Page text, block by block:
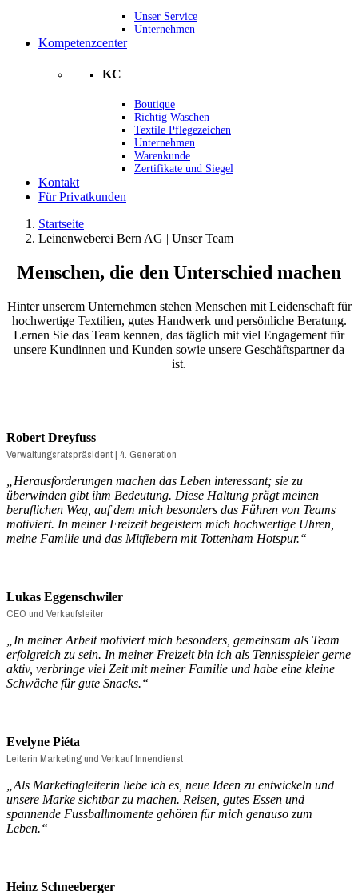
Unser Service
Unternehmen
Kompetenzcenter
KC
Boutique
Richtig Waschen
Textile Pflegezeichen
Unternehmen
Warenkunde
Zertifikate und Siegel
Kontakt
Für Privatkunden
Startseite
Leinenweberei Bern AG | Unser Team
Menschen, die den Unterschied machen
Hinter unserem Unternehmen stehen Menschen mit Leidenschaft für
hochwertige Textilien, gutes Handwerk und persönliche Beratung.
Lernen Sie das Team kennen, das täglich mit viel Engagement für
unsere Kundinnen und Kunden sowie unsere Geschäftspartner da
ist.
Robert Dreyfuss
Verwaltungsratspräsident | 4. Generation
„Herausforderungen machen das Leben interessant; sie zu
überwinden gibt ihm Bedeutung. Diese Haltung prägt meinen
beruflichen Weg, auf dem mich besonders das Führen von Teams
motiviert. In meiner Freizeit begeistern mich hochwertige Uhren,
meine Familie und das Mitfiebern mit Tottenham Hotspur.“
Lukas Eggenschwiler
CEO und Verkaufsleiter
„In meiner Arbeit motiviert mich besonders, gemeinsam als Team
erfolgreich zu sein. In meiner Freizeit bin ich als Tennisspieler gerne
aktiv, verbringe viel Zeit mit meiner Familie und habe eine kleine
Schwäche für gute Snacks.“
Evelyne Piéta
Leiterin Marketing und Verkauf Innendienst
Als Marketingleiterin liebe ich es, neue Ideen zu entwickeln und
unsere Marke sichtbar zu machen. Reisen, gutes Essen und
spannende Fussballmomente gehören für mich genauso zum
Leben.“
Heinz Schneeberger